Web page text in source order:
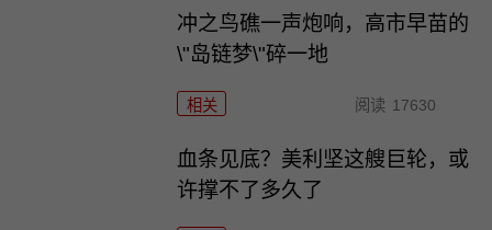
冲之鸟礁一声炮响，高市早苗的
\"岛链梦\"碎一地
相关 阅读 17630
血条见底？美利坚这艘巨轮，或
许撑不了多久了